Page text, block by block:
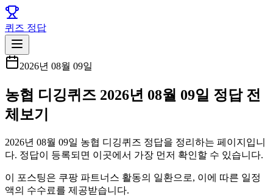
퀴즈 정답
2026년 08월 09일
농협 디깅퀴즈 2026년 08월 09일 정답 전
체보기
2026년 08월 09일 농협 디깅퀴즈 정답을 정리하는 페이지입니
다. 정답이 등록되면 이곳에서 가장 먼저 확인할 수 있습니다.
이 포스팅은 쿠팡 파트너스 활동의 일환으로, 이에 따른 일정
액의 수수료를 제공받습니다.